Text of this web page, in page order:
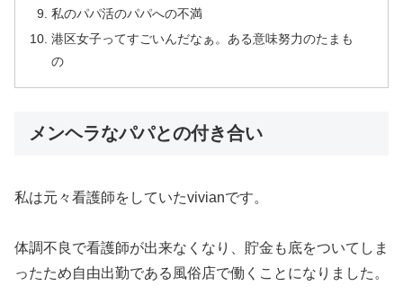
私のパパ活のパパへの不満
港区女子ってすごいんだなぁ。ある意味努力のたまも
の
メンヘラなパパとの付き合い
私は元々看護師をしていたvivianです。
体調不良で看護師が出来なくなり、貯金も底をついてしま
ったため自由出勤である風俗店で働くことになりました。